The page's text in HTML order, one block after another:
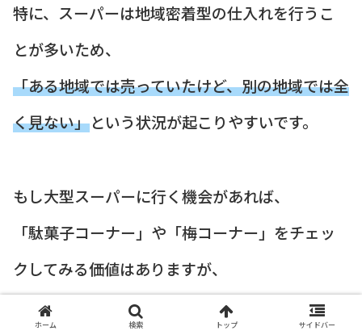
特に、スーパーは地域密着型の仕入れを行うこ
とが多いため、
「ある地域では売っていたけど、別の地域では全
く見ない」という状況が起こりやすいです。
もし大型スーパーに行く機会があれば、
「駄菓子コーナー」や「梅コーナー」をチェッ
クしてみる価値はありますが、
カリカリ梅ぶどう味のためだけに足を運ぶの
ホーム 検索 トップ サイドバー